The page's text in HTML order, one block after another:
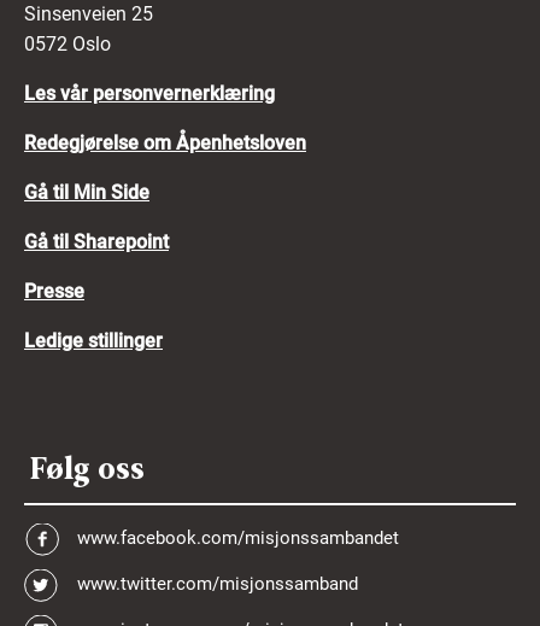
Sinsenveien 25
0572 Oslo
Les vår personvernerklæring
Redegjørelse om Åpenhetsloven
Gå til Min Side
Gå til Sharepoint
Presse
Ledige stillinger
Følg oss
www.facebook.com/misjonssambandet
www.twitter.com/misjonssamband